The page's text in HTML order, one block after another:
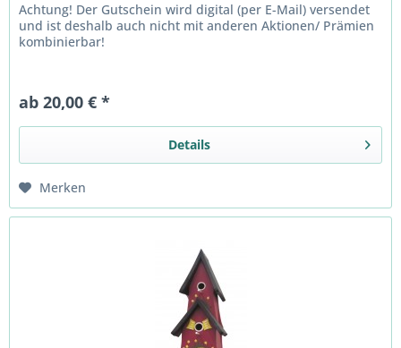
Achtung! Der Gutschein wird digital (per E-Mail) versendet
und ist deshalb auch nicht mit anderen Aktionen/ Prämien
kombinierbar!
ab 20,00 € *
Details
Merken